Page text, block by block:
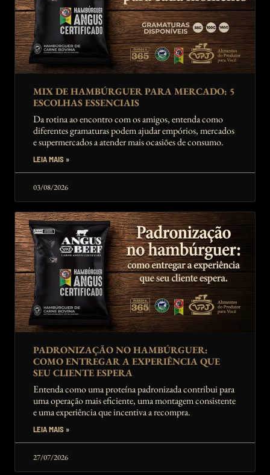
MIX DE HAMBÚRGUER PARA MERCADO: 5
ESCOLHAS ESSENCIAIS
Da rotina ao encontro com os amigos, entenda como
diferentes gramaturas podem ajudar empórios, mercados
e supermercados a atender mais ocasiões de consumo.
LEIA MAIS »
03/08/2026
PADRONIZAÇÃO NO HAMBÚRGUER:
COMO ENTREGAR A EXPERIÊNCIA QUE
SEU CLIENTE ESPERA
Entenda como uma proteína padronizada contribui para
uma operação mais eficiente, uma montagem consistente
e uma experiência que incentiva a recompra.
LEIA MAIS »
27/07/2026